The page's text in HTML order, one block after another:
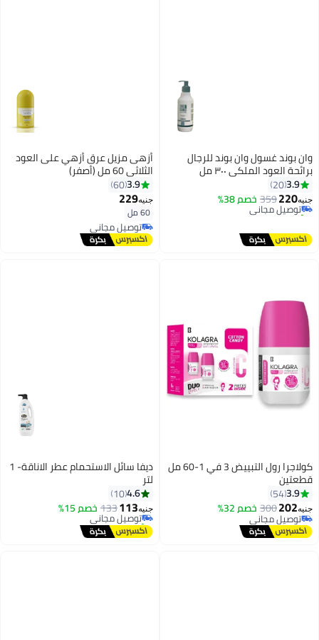
وان بوند غسول وان بوند للرجال
برائحة العود الملكي ٣٠٠ مل
3.9
20
جنيه220
359 خصم 38%توصيل مجاني
تم بيع +10 مؤخرًا
توصيل مجاني
أزهى مزيل عرق أزهي على العود
الثلاثي 60 مل (أصفر)
3.9
60
جنيه229
60 مل
توصيل مجاني
توصيل مجاني
كولاجرا رول التبييض 3 في 1-60 مل
قطعتين
3.9
54
جنيه202
300 خصم 32%
توصيل مجاني
توصيل مجاني
ديفا سائل الاستحمام عطر الاناقة- 1
لتر
4.6
10
جنيه113
133 خصم 15%توصيل مجاني
تم بيع +20 مؤخرًا
توصيل مجاني